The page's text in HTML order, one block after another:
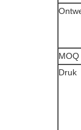
MOQ
Druk